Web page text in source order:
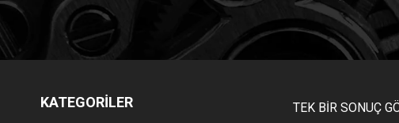
KATEGORİLER TEK BIR SONUÇ